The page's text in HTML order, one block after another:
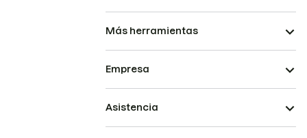
Más herramientas
Empresa
Asistencia